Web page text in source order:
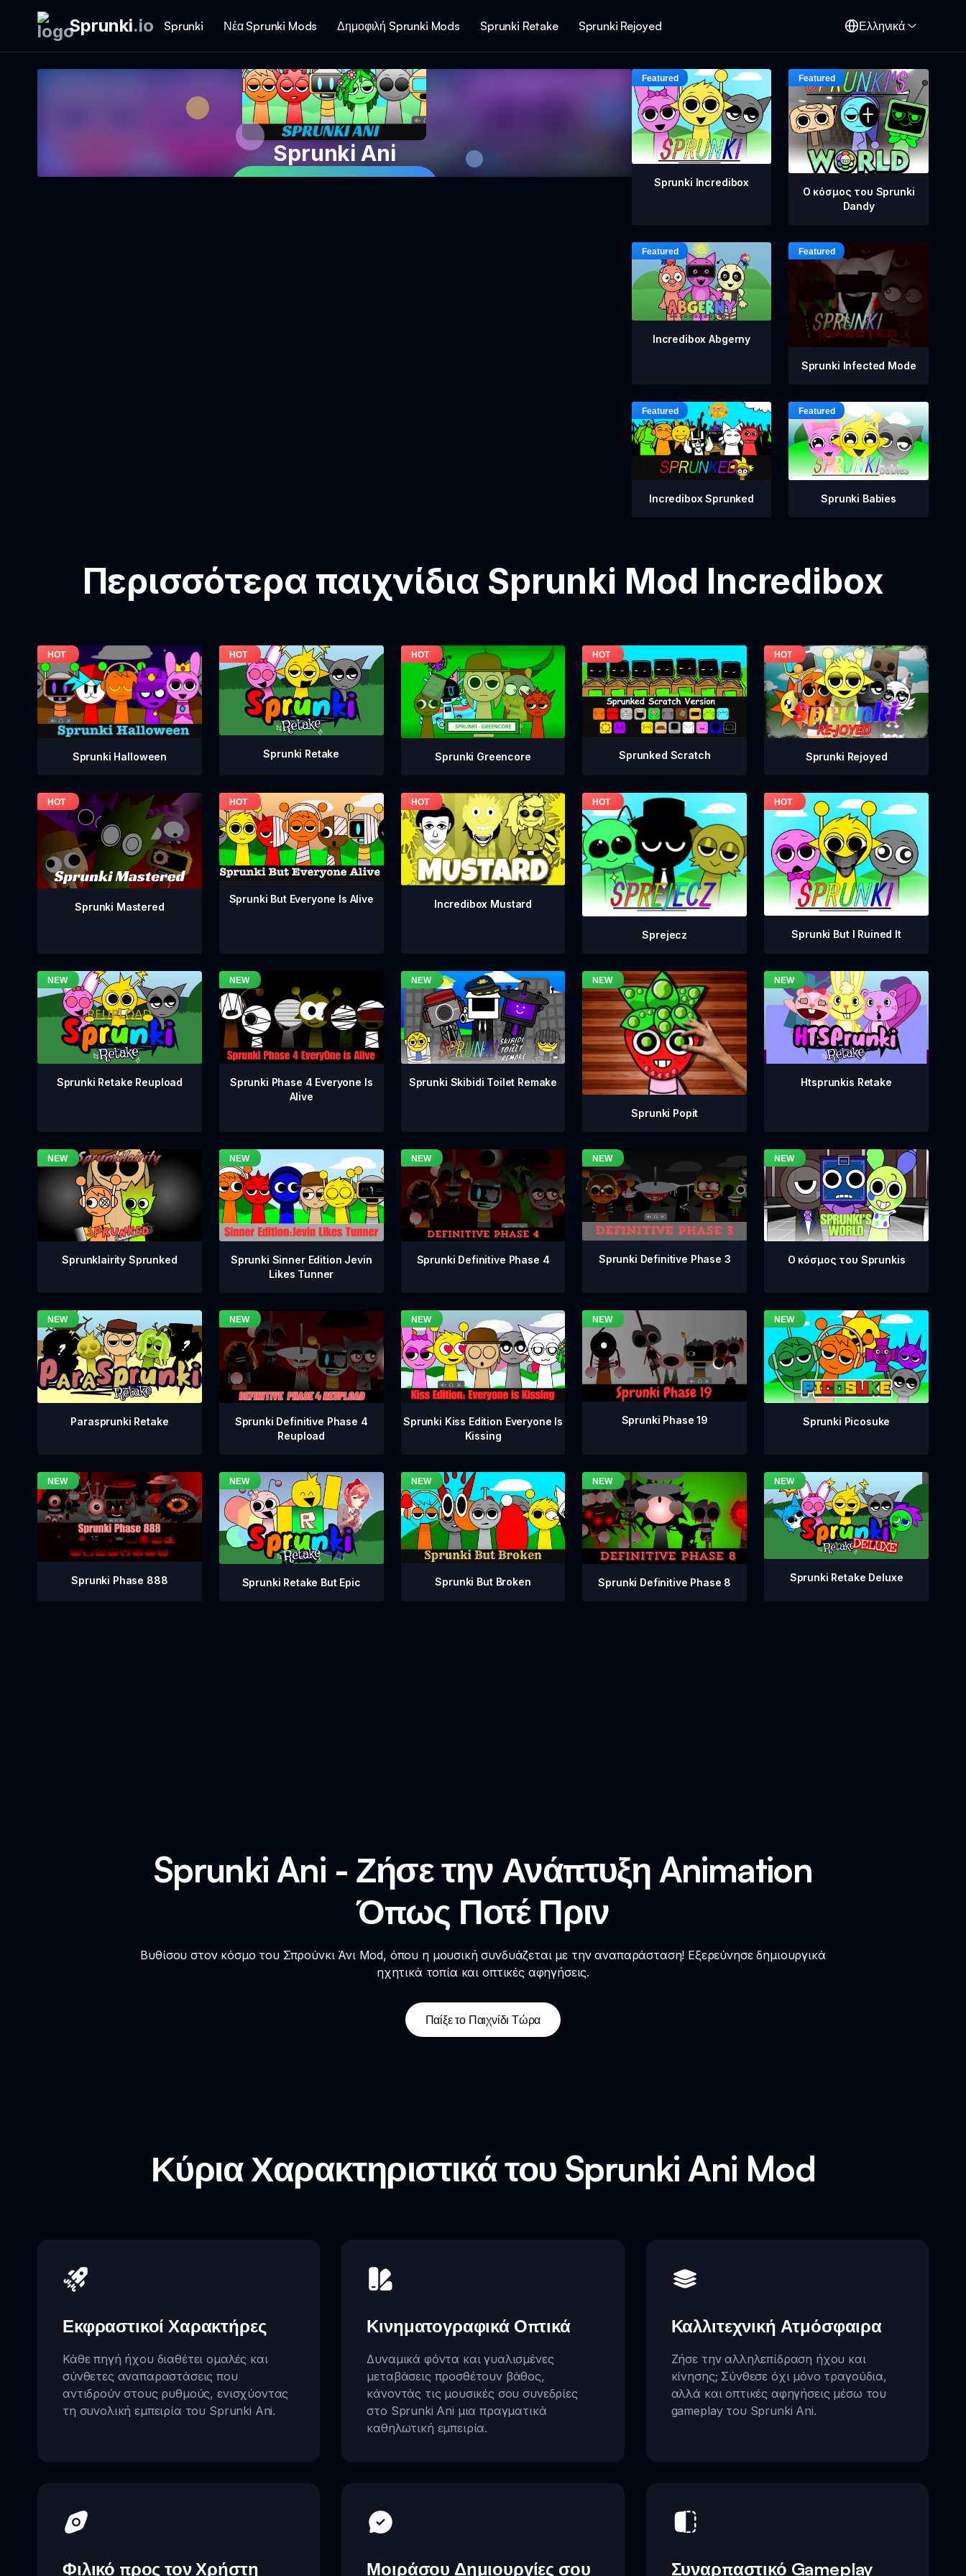
Sprunki.io Sprunki Νέα Sprunki Mods Δημοφιλή Sprunki Mods Sprunki Retake Sprunki Rejoyed Ελληνικά
Sprunki Ani
Sprunki Incredibox
Ο κόσμος του Sprunki
Dandy
Incredibox Abgerny
Sprunki Infected Mode
Incredibox Sprunked Sprunki Babies
Περισσότερα παιχνίδια Sprunki Mod Incredibox
Sprunki Halloween Sprunki Retake Sprunki Greencore Sprunked Scratch Sprunki Rejoyed
Sprunki Mastered
Sprunki But Everyone Is Alive Incredibox Mustard
Sprejecz Sprunki But I Ruined It
Sprunki Retake Reupload
Sprunki Phase 4 Everyone Is
Alive
Sprunki Skibidi Toilet Remake
Sprunki Popit
Htsprunkis Retake
Sprunklairity Sprunked
Sprunki Sinner Edition Jevin
Likes Tunner
Sprunki Definitive Phase 4 Sprunki Definitive Phase 3 Ο κόσμος του Sprunkis
Parasprunki Retake
Sprunki Definitive Phase 4
Reupload
Sprunki Kiss Edition Everyone Is
Kissing
Sprunki Phase 19 Sprunki Picosuke
Sprunki Phase 888 Sprunki Retake But Epic Sprunki But Broken Sprunki Definitive Phase 8 Sprunki Retake Deluxe
Sprunki Ani - Ζήσε την Ανάπτυξη Animation
Όπως Ποτέ Πριν
Βυθίσου στον κόσμο του Σπρούνκι Άνι Mod, όπου η μουσική συνδυάζεται με την αναπαράσταση! Εξερεύνησε δημιουργικά
ηχητικά τοπία και οπτικές αφηγήσεις.
Παίξε το Παιχνίδι Τώρα
Κύρια Χαρακτηριστικά του Sprunki Ani Mod
Εκφραστικοί Χαρακτήρες
Κάθε πηγή ήχου διαθέτει ομαλές και
σύνθετες αναπαραστάσεις που
αντιδρούν στους ρυθμούς, ενισχύοντας
τη συνολική εμπειρία του Sprunki Ani.
Κινηματογραφικά Οπτικά
Δυναμικά φόντα και γυαλισμένες
μεταβάσεις προσθέτουν βάθος,
κάνοντάς τις μουσικές σου συνεδρίες
στο Sprunki Ani μια πραγματικά
καθηλωτική εμπειρία.
Καλλιτεχνική Ατμόσφαιρα
Ζήσε την αλληλεπίδραση ήχου και
κίνησης; Σύνθεσε όχι μόνο τραγούδια,
αλλά και οπτικές αφηγήσεις μέσω του
gameplay του Sprunki Ani.
Φιλικό προς τον Χρήστη Μοιράσου Δημιουργίες σου Συναρπαστικό Gameplay